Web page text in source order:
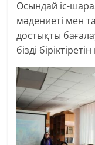
Осындай іс-
мәдениеті мен
достықты
бізді